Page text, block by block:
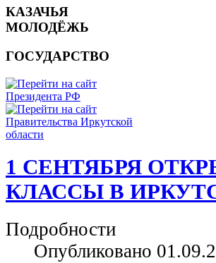
КАЗАЧЬЯ
МОЛОДЁЖЬ
ГОСУДАРСТВО
1 СЕНТЯБРЯ
КЛАССЫ В
Подробности
Опубликовано